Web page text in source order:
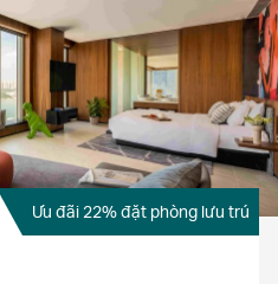
Ưu đãi 22% đặt phòng lưu trú